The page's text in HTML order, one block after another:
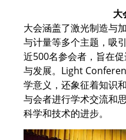
大
大会涵盖了激光制造与
与计量等多个主题，吸
近500名参会者，旨在
与发展。Light
学意义，还象征着知识
与会者进行学术交流和
科学和技术的进步。